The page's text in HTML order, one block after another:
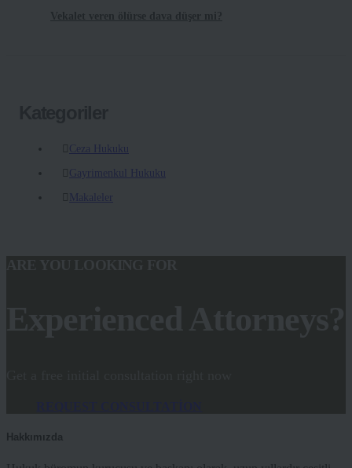
Ceza Hukuku
Gayrimenkul Hukuku
Makaleler
Hakkımızda